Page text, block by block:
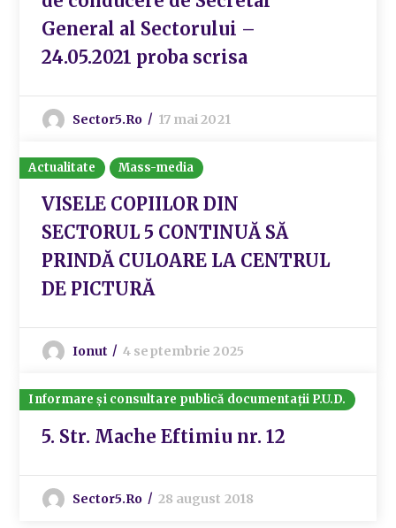
General al Sectorului –
24.05.2021 proba scrisa
Sector5.ro 17 mai 2021
Actualitate Mass-media
VISELE COPIILOR DIN
SECTORUL 5 CONTINUĂ SĂ
PRINDĂ CULOARE LA CENTRUL
DE PICTURĂ
Ionut 4 septembrie 2025
Informare și consultare publică documentații P.U.D.
5. Str. Mache Eftimiu nr. 12
Sector5.ro 28 august 2018